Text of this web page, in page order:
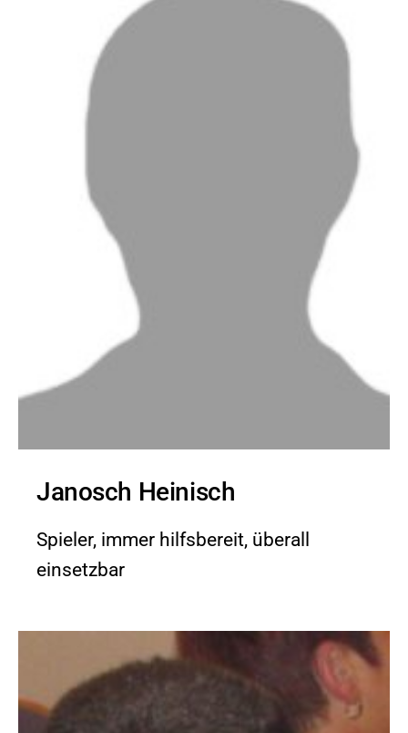
Janosch Heinisch
Spieler, immer hilfsbereit, überall
einsetzbar